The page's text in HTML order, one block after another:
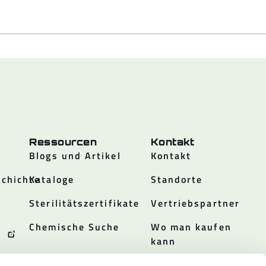
Ressourcen
Blogs und Artikel
Kataloge
Sterilitätszertifikate
Chemische Suche
Kontakt
Kontakt
Standorte
Vertriebspartner
Wo man kaufen
kann